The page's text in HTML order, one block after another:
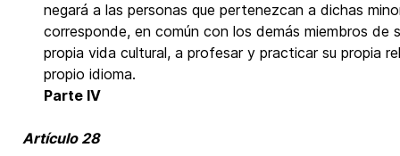
negará a las personas que pertenezcan a dichas
corresponde, en común con los demás miembros de
propia vida cultural, a profesar y practicar su propia
propio idioma.
Parte IV
Artículo 28